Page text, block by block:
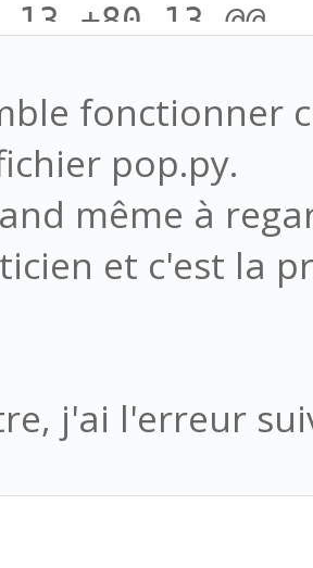
+80,13 @@
')
=
fonctionner
pop.py.
même à
et c'est la
j'ai l'erreur